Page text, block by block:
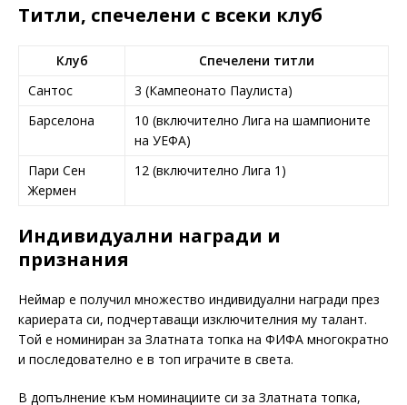
Титли, спечелени с всеки клуб
Клуб
Спечелени титли
Сантос
3 (Кампеонато Паулиста)
Барселона
10 (включително Лига на шампионите
на УЕФА)
Пари Сен
Жермен
12 (включително Лига 1)
Индивидуални награди и
признания
Неймар е получил множество индивидуални награди през
кариерата си, подчертаващи изключителния му талант.
Той е номиниран за Златната топка на ФИФА многократно
и последователно е в топ играчите в света.
В допълнение към номинациите си за Златната топка,